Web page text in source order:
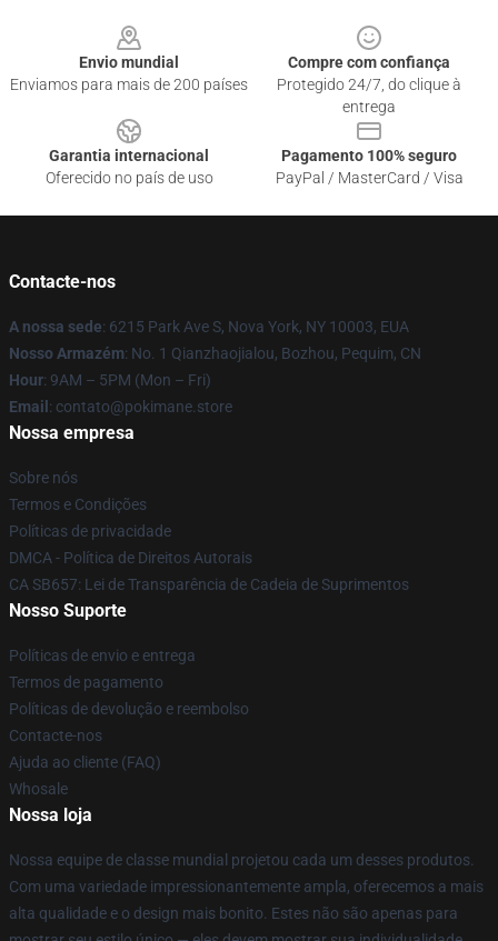
Envio mundial
Enviamos para mais de 200 países
Compre com confiança
Protegido 24/7, do clique à
entrega
Garantia internacional
Oferecido no país de uso
Pagamento 100% seguro
PayPal / MasterCard / Visa
Contacte-nos
A nossa sede: 6215 Park Ave S, Nova York, NY 10003, EUA
Nosso Armazém: No. 1 Qianzhaojialou, Bozhou, Pequim, CN
Hour: 9AM – 5PM (Mon – Fri)
Email : contato@pokimane.store
Nossa empresa
Sobre nós
Termos e Condições
Políticas de privacidade
DMCA - Política de Direitos Autorais
CA SB657: Lei de Transparência de Cadeia de Suprimentos
Nosso Suporte
Políticas de envio e entrega
Termos de pagamento
Políticas de devolução e reembolso
Contacte-nos
Ajuda ao cliente (FAQ)
Whosale
Nossa loja
Nossa equipe de classe mundial projetou cada um desses produtos.
Com uma variedade impressionantemente ampla, oferecemos a mais
alta qualidade e o design mais bonito. Estes não são apenas para